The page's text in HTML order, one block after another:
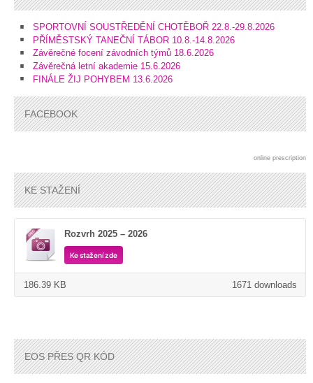
SPORTOVNÍ SOUSTŘEDĚNÍ CHOTĚBOŘ 22.8.-29.8.2026
PŘÍMĚSTSKÝ TANEČNÍ TÁBOR 10.8.-14.8.2026
Závěrečné focení závodních týmů 18.6.2026
Závěrečná letní akademie 15.6.2026
FINÁLE ŽIJ POHYBEM 13.6.2026
FACEBOOK
online prescription
KE STAŽENÍ
Rozvrh 2025 – 2026
Ke stažení zde
1671 downloads
186.39 KB
EOS PŘES QR KÓD